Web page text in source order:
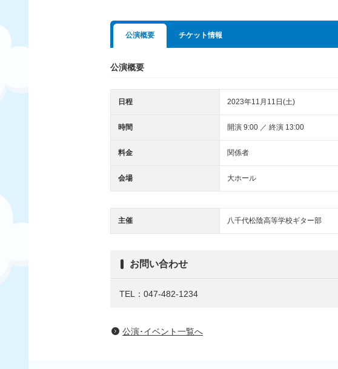
公演概要 チケット情報
公演概要
日程 2023年11月11日(土)
時間 開演 9:00 ／ 終演 13:00
料金 関係者
会場 大ホール
主催 八千代松陰高等学校ギター部
お問い合わせ
TEL：047-482-1234
公演･イベント一覧へ